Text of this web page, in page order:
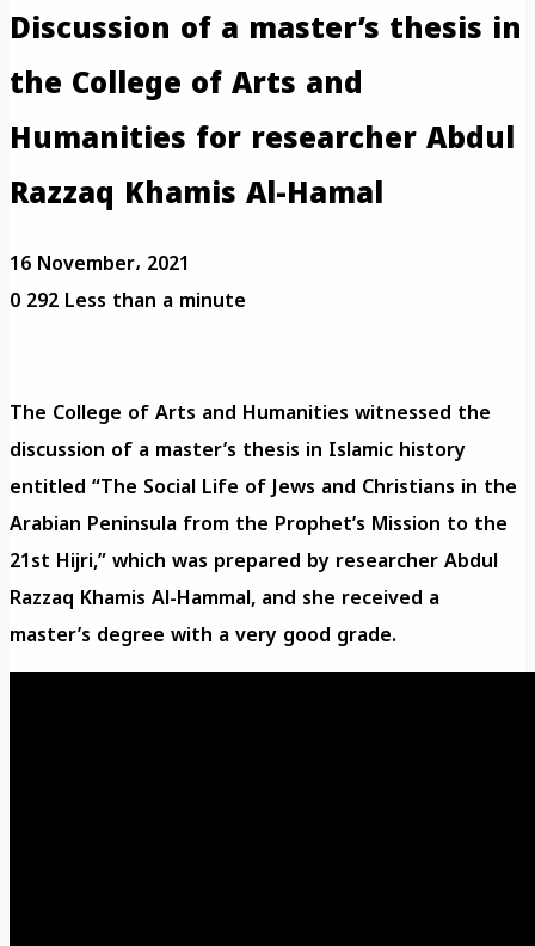
Discussion of a master’s thesis in
the College of Arts and
Humanities for researcher Abdul
Razzaq Khamis Al-Hamal
16 November، 2021
0292Less than a minute
The College of Arts and Humanities witnessed the
discussion of a master’s thesis in Islamic history
entitled “The Social Life of Jews and Christians in the
Arabian Peninsula from the Prophet’s Mission to the
21st Hijri,” which was prepared by researcher Abdul
Razzaq Khamis Al-Hammal, and she received a
master’s degree with a very good grade.